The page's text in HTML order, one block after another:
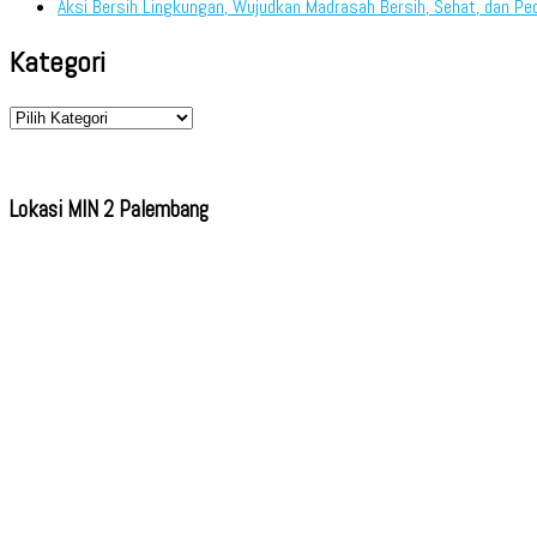
Aksi Bersih Lingkungan, Wujudkan Madrasah Bersih, Sehat, dan
Kategori
Kategori
Lokasi MIN 2 Palembang